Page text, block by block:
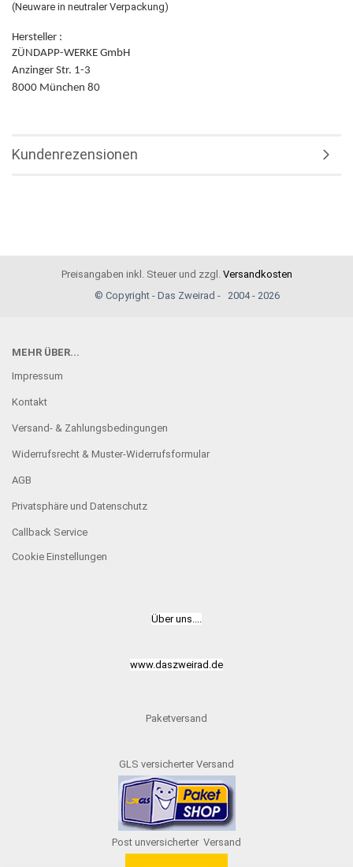
(Neuware in neutraler Verpackung)
Hersteller :
ZÜNDAPP-WERKE GmbH
Anzinger Str. 1-3
8000 München 80
Kundenrezensionen
Preisangaben inkl. Steuer und zzgl. Versandkosten
© Copyright - Das Zweirad - 2004 - 2026
MEHR ÜBER...
Impressum
Kontakt
Versand- & Zahlungsbedingungen
Widerrufsrecht & Muster-Widerrufsformular
AGB
Privatsphäre und Datenschutz
Callback Service
Cookie Einstellungen
Über uns....
www.daszweirad.de
Paketversand
GLS versicherter Versand
Post unversicherter Versand